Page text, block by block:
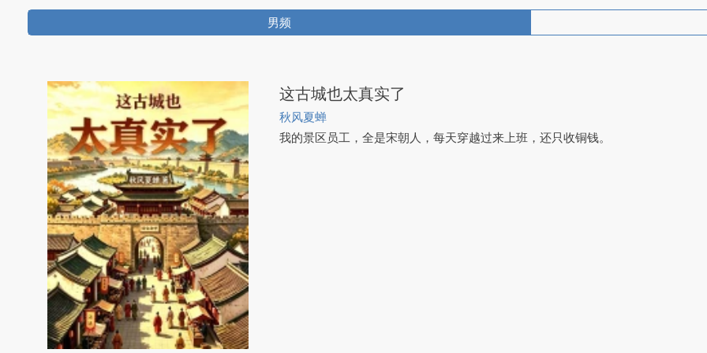
男频
这古城也太真实了
秋风夏蝉
我的景区员工，全是宋朝人，每天穿越过来上班，还只收铜钱。